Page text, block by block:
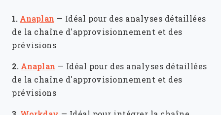
1. Anaplan — Idéal pour des analyses détaillées
de la chaîne d'approvisionnement et des
prévisions
2. Anaplan — Idéal pour des analyses détaillées
de la chaîne d'approvisionnement et des
prévisions